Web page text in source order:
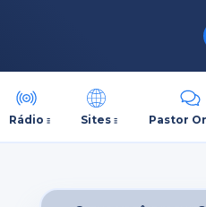
Rádio Sites Pastor